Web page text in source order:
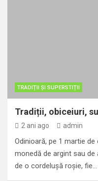
TRADIȚII ȘI SUPERSTIȚII
Tradiții, obiceiuri,
2 ani ago admin
Odinioară, pe 1 martie
monedă de argint sau de
de o cordelușă roșie, fie…